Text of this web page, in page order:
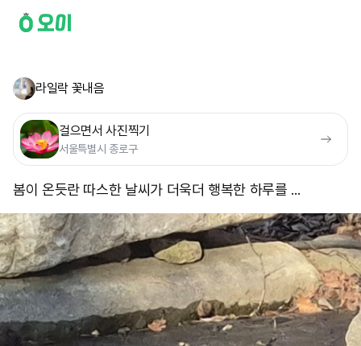
라일락 꽃내음
걸으면서 사진찍기
서울특별시 종로구
봄이 온듯란 따스한 날씨가 더욱더 행복한 하루를 ... ​